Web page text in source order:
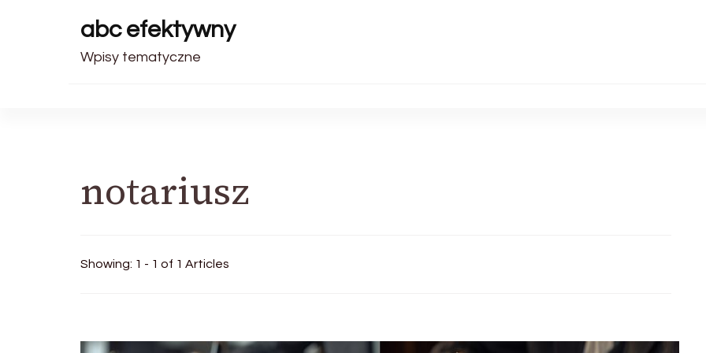
abc efektywny
Wpisy tematyczne
notariusz
Showing: 1 - 1 of 1 Articles